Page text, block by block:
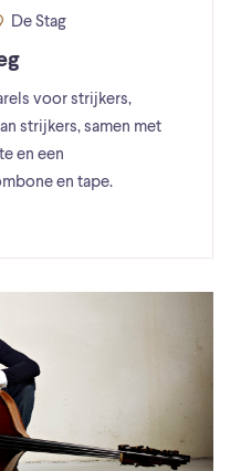
De Stag
voor strijkers,
strijkers, samen met
en een
en tape.